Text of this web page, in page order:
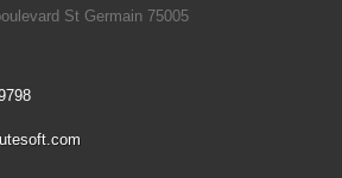
St Germain 75005